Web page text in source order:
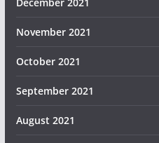
November 2021
October 2021
September 2021
August 2021